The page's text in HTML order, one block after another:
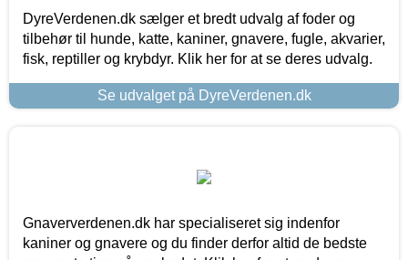
DyreVerdenen.dk sælger et bredt udvalg af foder og
tilbehør til hunde, katte, kaniner, gnavere, fugle, akvarier,
fisk, reptiller og krybdyr. Klik her for at se deres udvalg.
Se udvalget på DyreVerdenen.dk
Gnaververdenen.dk har specialiseret sig indenfor
kaniner og gnavere og du finder derfor altid de bedste